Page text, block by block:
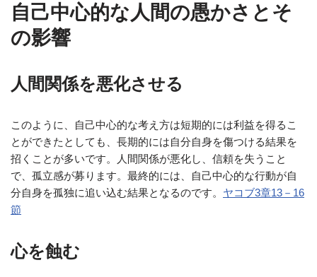
自己中心的な人間の愚かさとそ
の影響
人間関係を悪化させる
このように、自己中心的な考え方は短期的には利益を得るこ
とができたとしても、長期的には自分自身を傷つける結果を
招くことが多いです。人間関係が悪化し、信頼を失うこと
で、孤立感が募ります。最終的には、自己中心的な行動が自
分自身を孤独に追い込む結果となるのです。 ヤコブ3章13－16
節
心を蝕む